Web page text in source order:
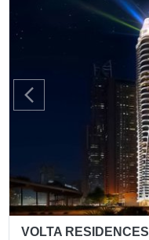
VOLTA RESIDENCES